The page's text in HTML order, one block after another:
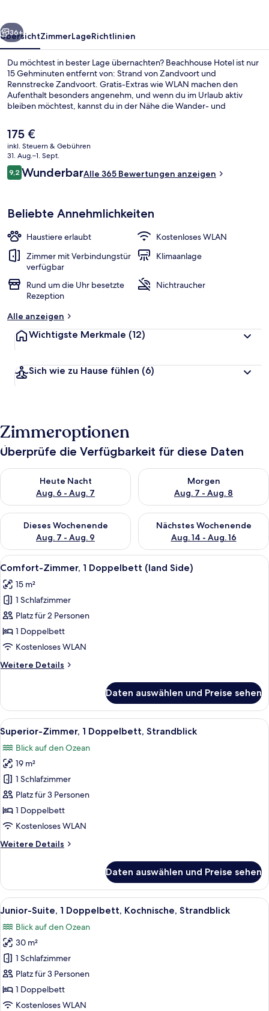
Weiter
36+
ÜbersichtZimmerLageRichtlinien
Du möchtest in bester Lage übernachten? Beachhouse Hotel ist nur
15 Gehminuten entfernt von: Strand von Zandvoort und
Rennstrecke Zandvoort. Gratis-Extras wie WLAN machen den
Aufenthalt besonders angenehm, und wenn du im Urlaub aktiv
bleiben möchtest, kannst du in der Nähe die Wander- und
Möglichkeiten zum Surfen/Bodyboarden nutzen. Andere Reisende
haben viel Gutes über das hilfsbereite Personal zu berichten.
Der
aktuelle
Preis
beträgt
175 €.
175 €
inkl. Steuern & Gebühren
31. Aug.–1. Sept.
Bewertungen
9,29,2 von 10.
WunderbarAlle 365 Bewertungen anzeigen
Beliebte Annehmlichkeiten
Haustiere erlaubt
Kostenloses WLAN
Zimmer mit Verbindungstür
verfügbar
Klimaanlage
Rund um die Uhr besetzte
Rezeption
Nichtraucher
Alle anzeigen
Wichtigste Merkmale (12)
Sich wie zu Hause fühlen (6)
Zimmeroptionen
Überprüfe die Verfügbarkeit für diese Daten
Heute Nacht
Aug. 6 - Aug. 7
Überprüfe die Verfügbarkeit für heute Nacht, Aug. 6 - Aug. 7.
Morgen
Aug. 7 - Aug. 8
Überprüfe die Verfügbarkeit
Dieses Wochenende
Aug. 7 - Aug. 9
Überprüfe die Verfügbarkeit für dieses Wochenende, Aug. 7
Nächstes Wochenende
Aug. 14 - Aug. 16
Überprüfe die Verfügbarkeit
Alle
Fotos
für
Comfort-
Zimmer,
1
Doppelbett
Side)
Ein ordentlich bezogenes Bett mit
3
Comfort-Zimmer, 1 Doppelbett (land Side)
15 m²
1 Schlafzimmer
Platz für 2 Personen
1 Doppelbett
Kostenloses WLAN
Weitere Details
Weitere
Zimmer,
Doppelbett
(land
Side)
Daten auswählen und Preise sehen
Alle
Fotos
für
Superior-
Zimmer,
1
Doppelbett,
Strandblick
Ein Balkon mit Korbstühlen, einem
3
Superior-Zimmer, 1 Doppelbett, Strandblick
Blick auf den Ozean
19 m²
1 Schlafzimmer
Platz für 3 Personen
1 Doppelbett
Kostenloses WLAN
Weitere Details
Weitere
Zimmer,
Doppelbett,
Daten auswählen und Preise sehen
Alle
Fotos
für
Junior-
Suite,
1
Doppelbett,
Kochnische,
Ein Balkon mit Korbstühlen, einem
7
Junior-Suite, 1 Doppelbett, Kochnische, Strandblick
Blick auf den Ozean
30 m²
1 Schlafzimmer
Platz für 3 Personen
1 Doppelbett
Kostenloses WLAN